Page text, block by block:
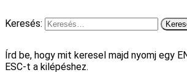
Keresés:
Írd be, hogy mit keresel majd nyomj egy
ESC-t a kilépéshez.